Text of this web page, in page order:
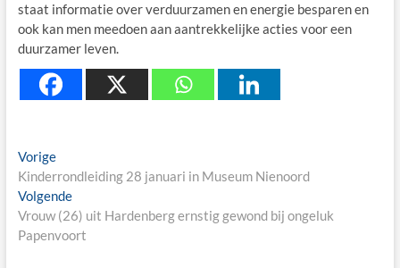
staat informatie over verduurzamen en energie besparen en
ook kan men meedoen aan aantrekkelijke acties voor een
duurzamer leven.
Berichtnavigatie
VorigePrevious
post:
Kinderrondleiding 28 januari in Museum Nienoord
VolgendeNext
post:
Vrouw (26) uit Hardenberg ernstig gewond bij ongeluk
Papenvoort